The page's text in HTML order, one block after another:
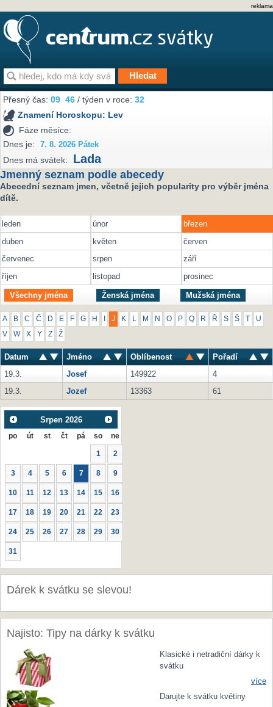
reklama
Přesný čas:09 46 / týden v roce:32
Znamení Horoskopu: Lev
Fáze měsíce:
Dnes je:
7. 8. 2026 Pátek
Dnes má svátek: Lada
Jmenný seznam podle abecedy
Abecední seznam jmen, včetně jejich popularity pro výběr jména
dítě.
leden únor
březen
duben
květen
červen
červenec
srpen
září
říjen
listopad prosinec
Všechny jména Ženská jména Mužská jména
A B C Č D E F G H J K M N O P Q R Ř S Š U
V W X Y Z Ž
Datum Jméno Oblíbenost
Pořadí
19.3.
Josef 149922
4
19.3.
Jozef 13363 61
Srpen 2026
po út st čt pá so ne
1 2
3 4 5 6 7 8 9
10 11 12 13 14 15 16
17 18 19 20 21 22 23
24 25 26 27 28 29 30
31
Dárek k svátku se slevou!
Najisto: Tipy na dárky k svátku
Klasické i netradiční dárky k
svátku
více
Darujte k svátku květiny